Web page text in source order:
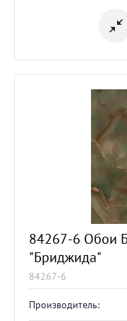
84267-6 Обои
"Бриджида"
84267-6
Производитель: